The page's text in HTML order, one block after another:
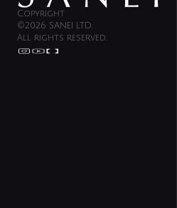
Copyright
©2026 SANEI LTD.
All rights reserved.